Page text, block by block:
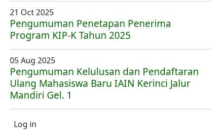
21 Oct 2025
Pengumuman Penetapan Penerima
Program KIP-K Tahun 2025
05 Aug 2025
Pengumuman Kelulusan dan Pendaftaran
Ulang Mahasiswa Baru IAIN Kerinci Jalur
Mandiri Gel. 1
User account menu
Log in